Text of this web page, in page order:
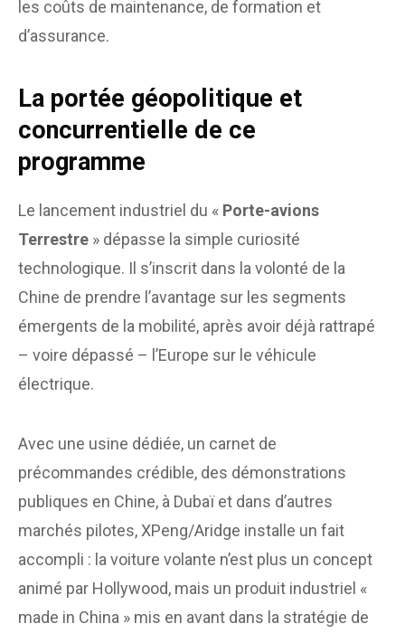
les coûts de maintenance, de formation et
d’assurance.
La portée géopolitique et
concurrentielle de ce
programme
Le lancement industriel du « Porte-avions
Terrestre » dépasse la simple curiosité
technologique. Il s’inscrit dans la volonté de la
Chine de prendre l’avantage sur les segments
émergents de la mobilité, après avoir déjà rattrapé
– voire dépassé – l’Europe sur le véhicule
électrique.
Avec une usine dédiée, un carnet de
précommandes crédible, des démonstrations
publiques en Chine, à Dubaï et dans d’autres
marchés pilotes, XPeng/Aridge installe un fait
accompli : la voiture volante n’est plus un concept
animé par Hollywood, mais un produit industriel «
made in China » mis en avant dans la stratégie de